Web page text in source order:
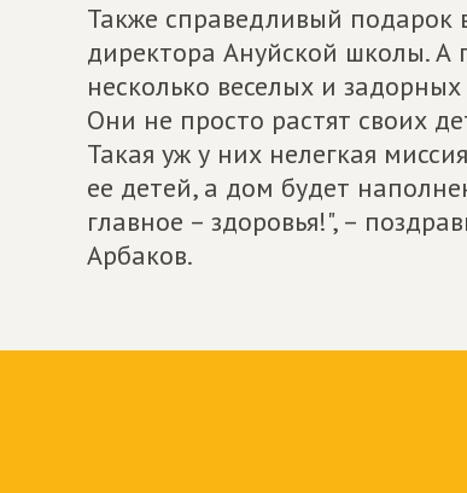
Также справедливый подарок
директора Ануйской школы. А
несколько веселых и
Они не просто растят своих
Такая уж у них нелегкая
ее детей, а дом будет
главное – здоровья!", –
Арбаков.